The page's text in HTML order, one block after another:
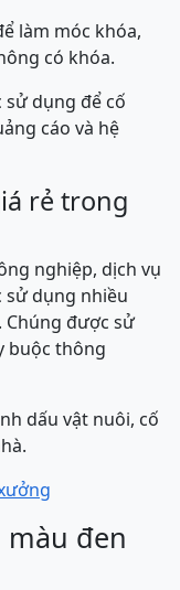
làm móc khóa,
có khóa.
dụng để cố
cáo và hệ
rẻ trong
nghiệp, dịch vụ
sử dụng nhiều
được sử
buộc thông
dấu vật nuôi, cố
đen